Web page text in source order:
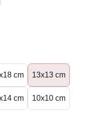
cm 13x13 cm
cm 10x10 cm